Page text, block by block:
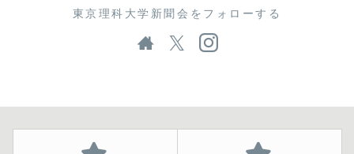
東京理科大学新聞会をフォローする